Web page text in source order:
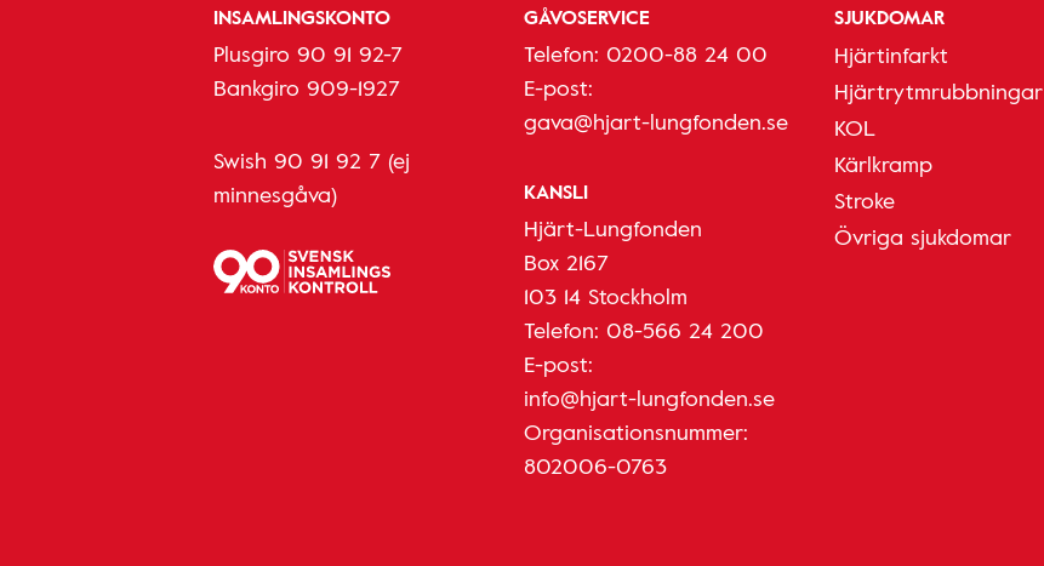
INSAMLINGSKONTO
Plusgiro 90 91 92-7
Bankgiro 909-1927
Swish 90 91 92 7 (ej
minnesgåva)
GÅVOSERVICE
Telefon: 0200-88 24 00
E-post:
gava@hjart-lungfonden.se
KANSLI
Hjärt-Lungfonden
Box 2167
103 14 Stockholm
Telefon: 08-566 24 200
E-post:
info@hjart-lungfonden.se
Organisationsnummer:
802006-0763
SJUKDOMAR
Hjärtinfarkt
Hjärtrytmrubbningar
KOL
Kärlkramp
Stroke
Övriga sjukdomar